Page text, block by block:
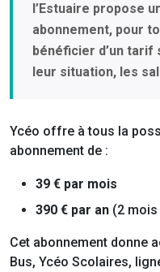
l’Estuaire propose
abonnement, pour
bénéficier d’un tarif
leur situation, les
Ycéo offre à tous la
abonnement de :
39 € par mois
390 € par an (2
Cet abonnement donne
Bus, Ycéo Scolaires,